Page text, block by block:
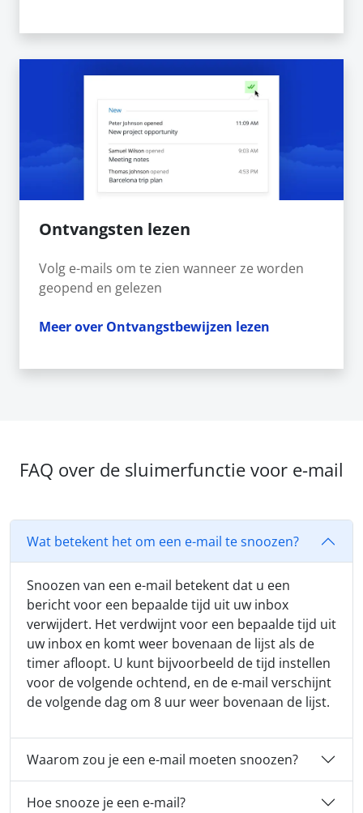
Ontvangsten lezen
Volg e-mails om te zien wanneer ze worden
geopend en gelezen
Meer over Ontvangstbewijzen lezen
FAQ over de sluimerfunctie voor e-mail
Wat betekent het om een e-mail te snoozen?
Snoozen van een e-mail betekent dat u een
bericht voor een bepaalde tijd uit uw inbox
verwijdert. Het verdwijnt voor een bepaalde tijd uit
uw inbox en komt weer bovenaan de lijst als de
timer afloopt. U kunt bijvoorbeeld de tijd instellen
voor de volgende ochtend, en de e-mail verschijnt
de volgende dag om 8 uur weer bovenaan de lijst.
Waarom zou je een e-mail moeten snoozen?
Hoe snooze je een e-mail?